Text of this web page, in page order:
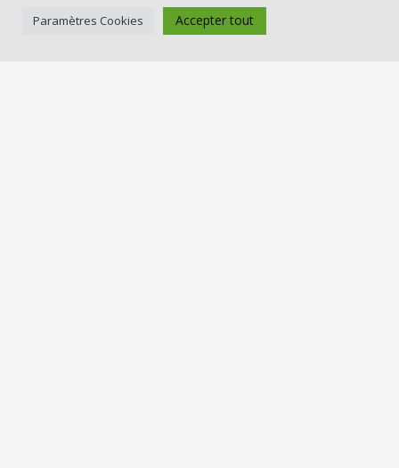
Visiter la maison du Père Noël
Paramètres Cookies Accepter tout